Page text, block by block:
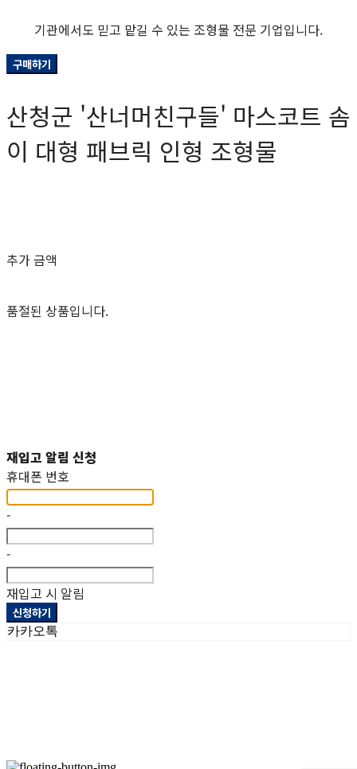
기관에서도 믿고 맡길 수 있는 조형물 전문 기업입니다.
구매하기
산청군 '산너머친구들' 마스코트 솜
이 대형 패브릭 인형 조형물
추가 금액
품절된 상품입니다.
재입고 알림 신청
휴대폰 번호
-
-
재입고 시 알림
신청하기
카카오톡